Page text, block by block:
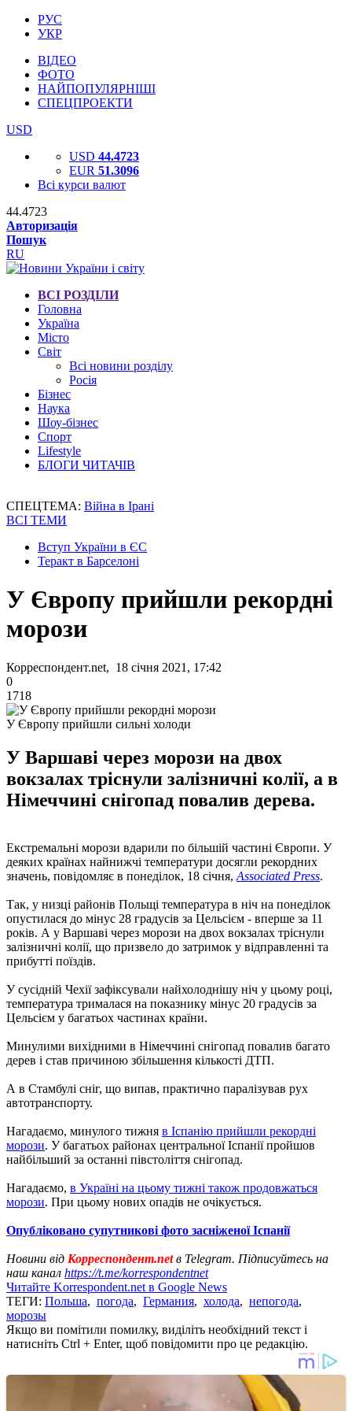
РУС
УКР
ВІДЕО
ФОТО
НАЙПОПУЛЯРНІШІ
СПЕЦПРОЕКТИ
USD
USD 44.4723
EUR 51.3096
Всі курси валют
44.4723
Авторизація
Пошук
RU
ВСІ РОЗДІЛИ
Головна
Україна
Місто
Світ
Всі новини розділу
Росія
Бізнес
Наука
Шоу-бізнес
Спорт
Lifestyle
БЛОГИ ЧИТАЧІВ
СПЕЦТЕМА: Війна в Ірані
ВСІ ТЕМИ
Вступ України в ЄС
Теракт в Барселоні
У Європу прийшли рекордні
морози
Корреспондент.net, 18 січня 2021, 17:42
0
1718
У Європу прийшли сильні холоди
У Варшаві через морози на двох
вокзалах тріснули залізничні колії, а в
Німеччині снігопад повалив дерева.
Екстремальні морози вдарили по більшій частині Європи. У
деяких країнах найнижчі температури досягли рекордних
значень, повідомляє в понеділок, 18 січня, Associated Press.
Так, у низці районів Польщі температура в ніч на понеділок
опустилася до мінус 28 градусів за Цельсієм - вперше за 11
років. А у Варшаві через морози на двох вокзалах тріснули
залізничні колії, що призвело до затримок у відправленні та
прибутті поїздів.
У сусідній Чехії зафіксували найхолоднішу ніч у цьому році,
температура трималася на показнику мінус 20 градусів за
Цельсієм у багатьох частинах країни.
Минулими вихідними в Німеччині снігопад повалив багато
дерев і став причиною збільшення кількості ДТП.
А в Стамбулі сніг, що випав, практично паралізував рух
автотранспорту.
Нагадаємо, минулого тижня в Іспанію прийшли рекордні
морози. У багатьох районах центральної Іспанії пройшов
найбільший за останні півстоліття снігопад.
Нагадаємо, в Україні на цьому тижні також продовжаться
морози. При цьому нових опадів не очікується.
Опубліковано супутникові фото засніженої Іспанії
Новини від Корреспондент.netв Telegram. Підписуйтесь на
наш канал https://t.me/korrespondentnet
Читайте Korrespondent.net в Google News
ТЕГИ: Польша, погода, Германия, холода, непогода,
морозы
Якщо ви помітили помилку, виділіть необхідний текст і
натисніть Ctrl + Enter, щоб повідомити про це редакцію.